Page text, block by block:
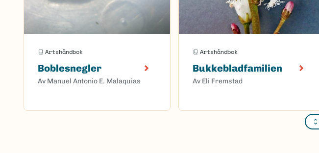
Artshåndbok
Boblesnegler
Av Manuel Antonio E. Malaquias
Artshåndbok
Bukkebladfamilien
Av Eli Fremstad